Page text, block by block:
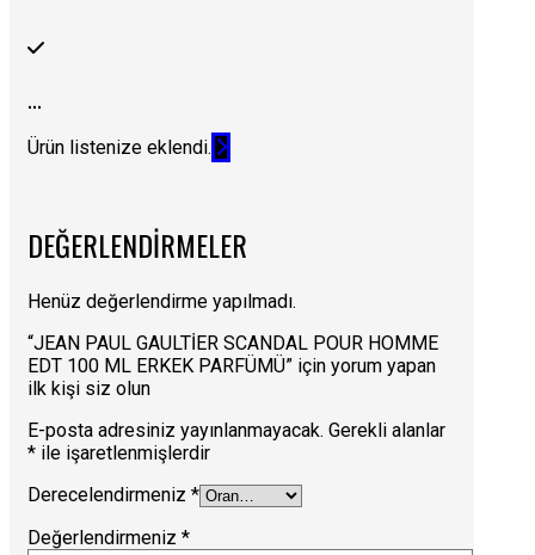
...
Ürün listenize eklendi.
DEĞERLENDIRMELER
Henüz değerlendirme yapılmadı.
“JEAN PAUL GAULTİER SCANDAL POUR HOMME
EDT 100 ML ERKEK PARFÜMÜ” için yorum yapan
ilk kişi siz olun
E-posta adresiniz yayınlanmayacak. Gerekli alanlar
* ile işaretlenmişlerdir
Derecelendirmeniz *
Değerlendirmeniz *